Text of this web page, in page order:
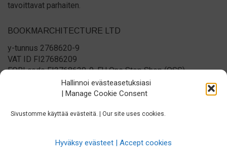
Hallinnoi evästeasetuksiasi
| Manage Cookie Consent
Sivustomme käyttää evästeitä. | Our site uses cookies.
Hyväksy evästeet | Accept cookies
tavoittavat parhaiten.
BOOKMARCHITECTURE LTD
y-tunnus 2768620-9
VAT ID FI27686209
EORI code FI2768620-9, EU One Stop Shop (OSS)
Please no phone calls:WhatsApp, Instagram and